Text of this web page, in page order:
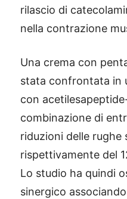
rilascio di
nella contrazione
Una crema con
stata confrontata in
con
combinazione di
riduzioni delle rughe
rispettivamente del
Lo studio ha quindi
sinergico